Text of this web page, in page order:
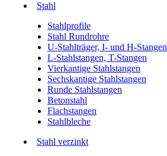
Stahl
Stahlprofile
Stahl Rundrohre
U-Stahlträger, I- und H-Stangen
L-Stahlstangen, T-Stangen
Vierkantige Stahlstangen
Sechskantige Stahlstangen
Runde Stahlstangen
Betonstahl
Flachstangen
Stahlbleche
Stahl verzinkt